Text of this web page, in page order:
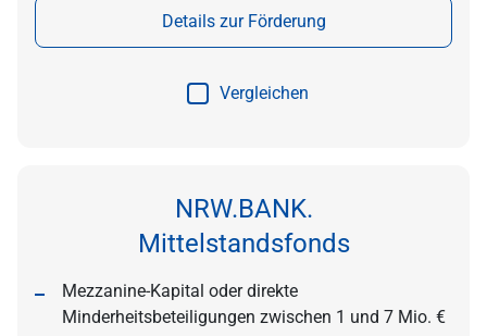
Details zur Förderung
Vergleichen
NRW.BANK.
Mittelstandsfonds
Mezzanine-Kapital oder direkte
Minderheitsbeteiligungen zwischen 1 und 7 Mio. €